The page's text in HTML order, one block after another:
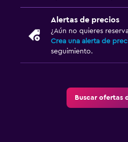
Alertas de precios
¿Aún no quieres
Crea una alerta de
seguimiento.
Buscar ofertas